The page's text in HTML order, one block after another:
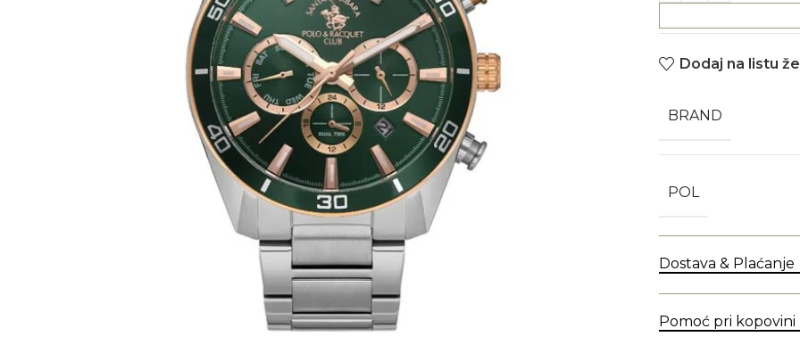
Dodaj na listu
BRAND
POL
Dostava & Plaćanje
Pomoć pri kopovini